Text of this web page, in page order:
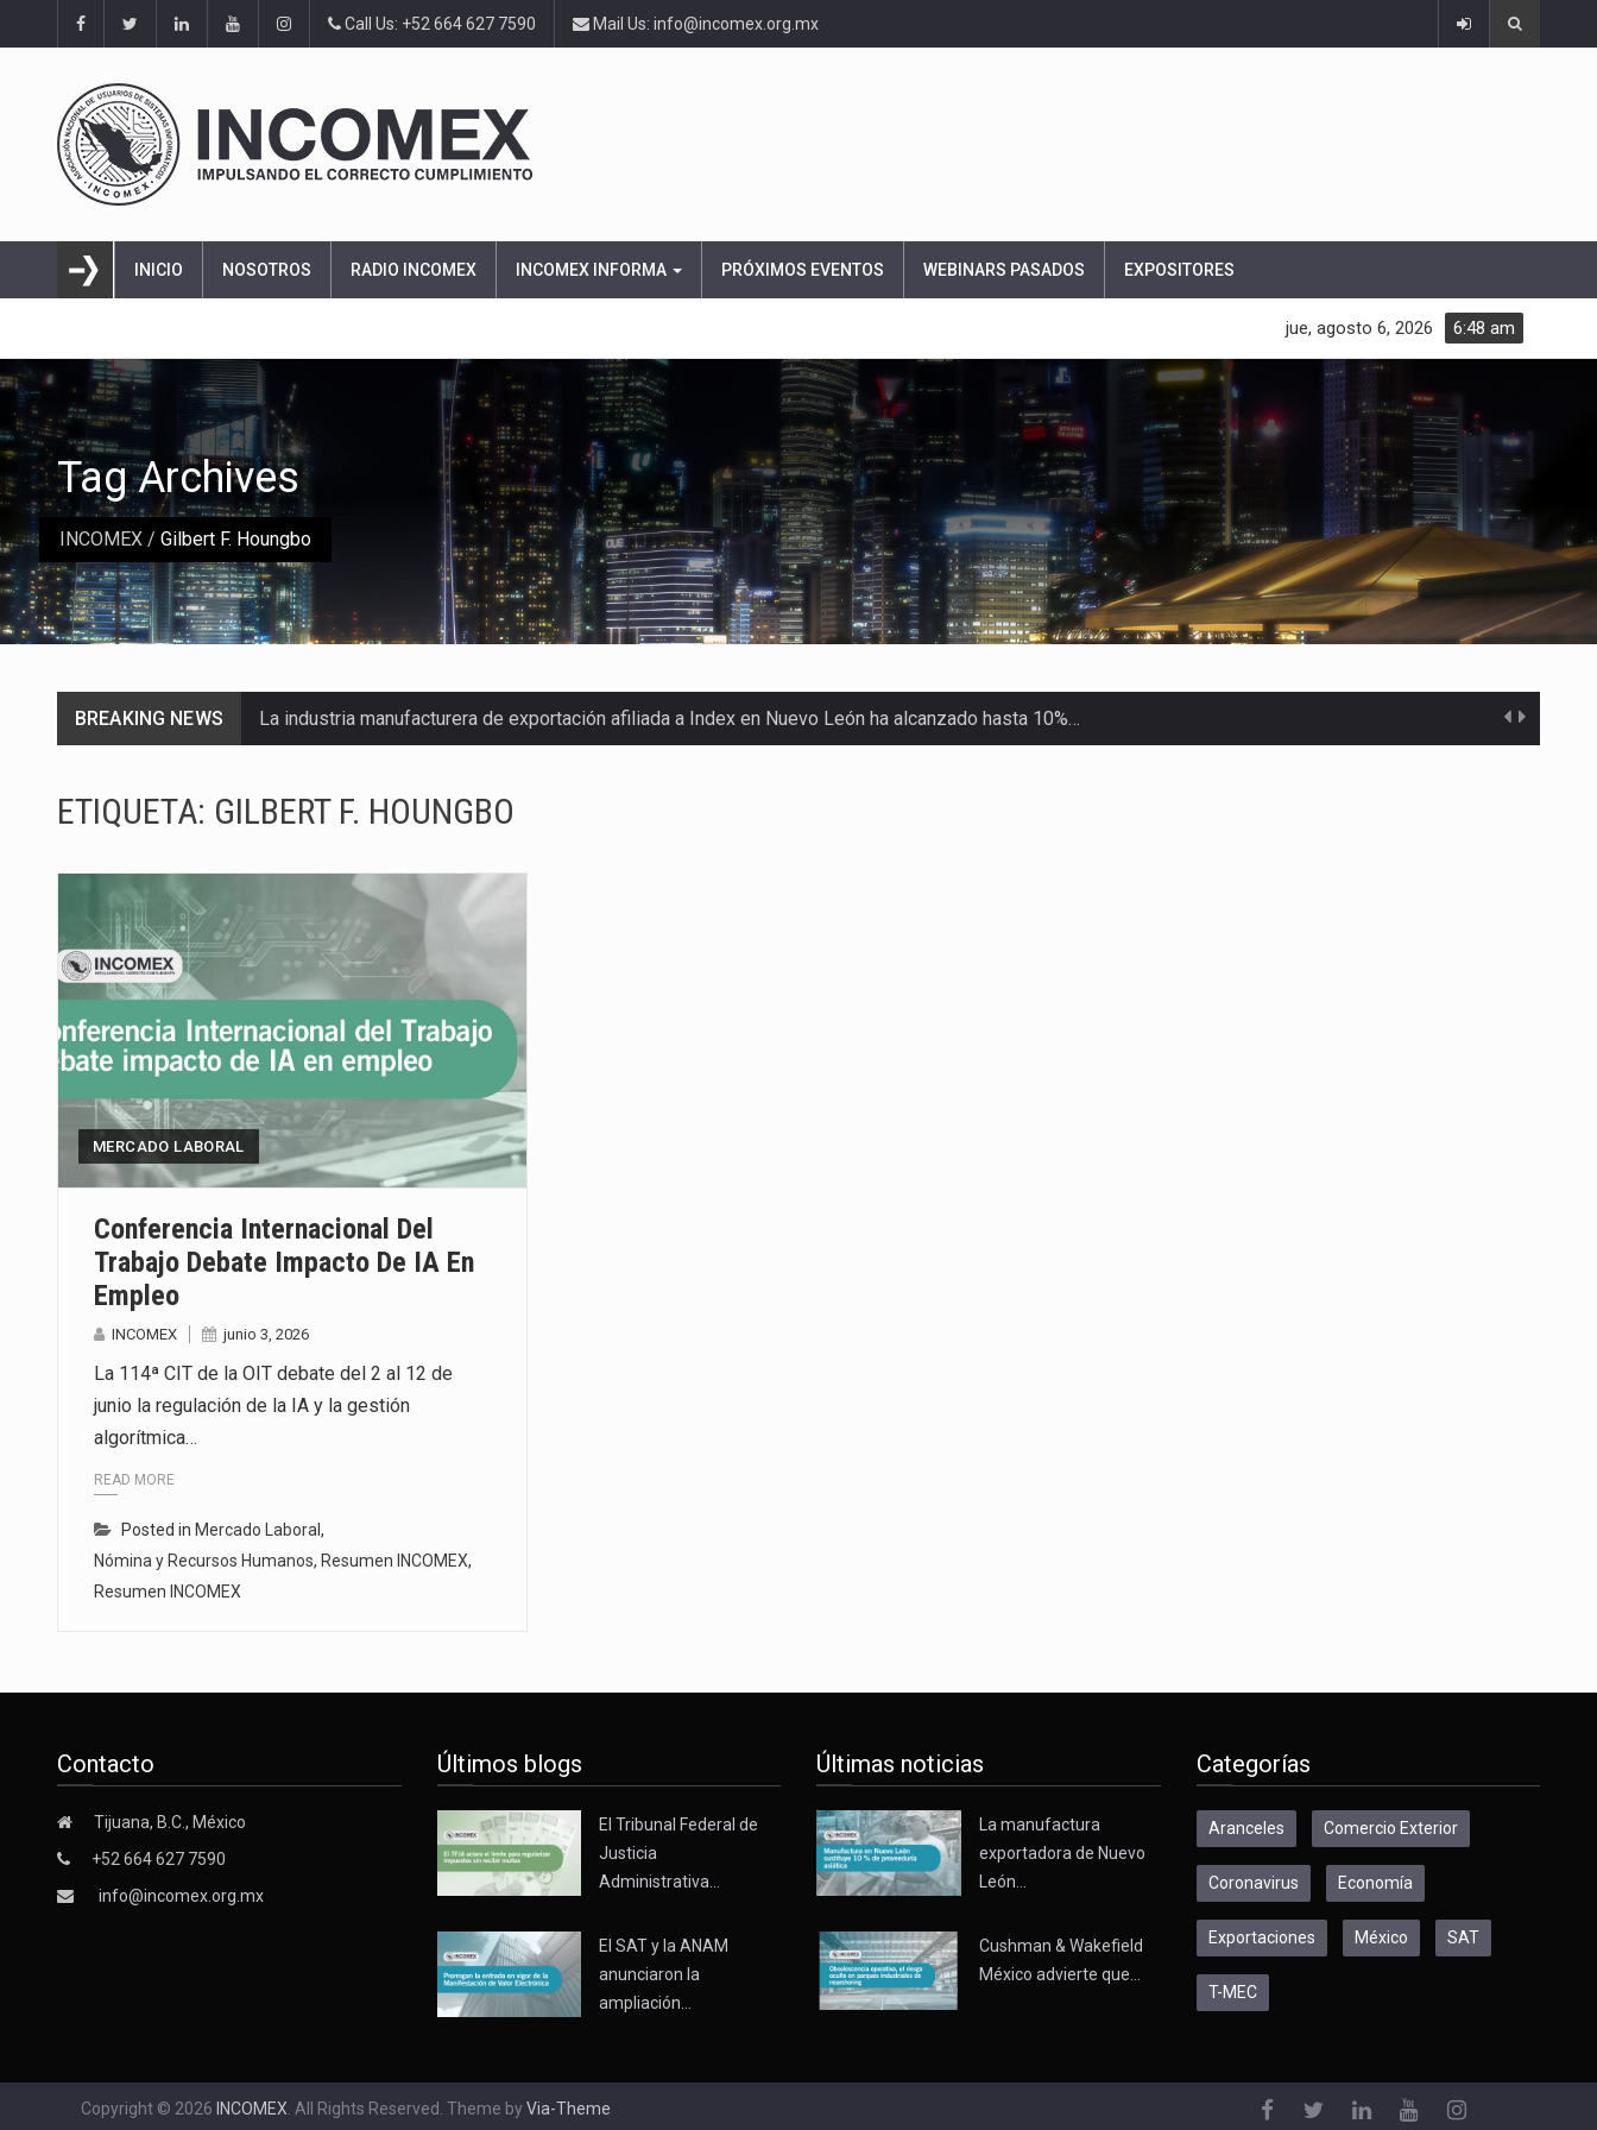
Call Us: +52 664 627 7590 Mail Us: info@incomex.org.mx
INICIO NOSOTROS RADIO INCOMEX INCOMEX INFORMA PRÓXIMOS EVENTOS WEBINARS PASADOS EXPOSITORES
6:48 am
jue, agosto 6, 2026
INCOMEX / Gilbert F. Houngbo
Tag Archives
BREAKING NEWS La industria manufacturera de exportación afiliada a Index en Nuevo León ha alcanzado hasta 10%…
El superávit comercial de México con Estados Unidos alcanzó 102,581 millones de dólares (mdd) en…
El Tribunal Federal de Justicia Administrativa (TFJA), a través de su Segunda Sala Regional en…
El Gobierno de Estados Unidos ha procesado la devolución de aproximadamente 100,000 millones de dólares…
El mercado laboral mexicano muestra un proceso de precarización sin señales de mejora, según el…
La Cámara Minera de México (Camimex) proyecta una inversión total de 6,402.2 millones de dólares…
El secretario de Economía de México, Marcelo Ebrard Casaubon, sostuvo una reunión de trabajo con…
La reforma que reduce la jornada laboral a 40 horas semanales omitió precisar su aplicación…
ETIQUETA: GILBERT F. HOUNGBO
MERCADO LABORAL
Conferencia Internacional Del
Trabajo Debate Impacto De IA En
Empleo
INCOMEX junio 3, 2026
La 114ª CIT de la OIT debate del 2 al 12 de
junio la regulación de la IA y la gestión
algorítmica…
READ MORE
Posted in Mercado Laboral ,
Nómina y Recursos Humanos, Resumen INCOMEX,
Resumen INCOMEX
Contacto
Tijuana, B.C., México
+52 664 627 7590
info@incomex.org.mx
Últimos blogs
El Tribunal Federal de
Justicia
Administrativa…
El SAT y la ANAM
anunciaron la
ampliación…
Últimas noticias
La manufactura
exportadora de Nuevo
León…
Cushman & Wakefield
México advierte que…
Categorías
Aranceles Comercio Exterior
Coronavirus Economía
Exportaciones México SAT
T-MEC
Copyright © 2026 INCOMEX . All Rights Reserved. Theme by Via-Theme